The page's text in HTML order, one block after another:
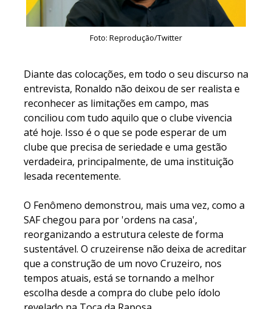
Foto: Reprodução/Twitter
Diante das colocações, em todo o seu discurso na
entrevista, Ronaldo não deixou de ser realista e
reconhecer as limitações em campo, mas
conciliou com tudo aquilo que o clube vivencia
até hoje. Isso é o que se pode esperar de um
clube que precisa de seriedade e uma gestão
verdadeira, principalmente, de uma instituição
lesada recentemente.
O Fenômeno demonstrou, mais uma vez, como a
SAF chegou para por 'ordens na casa',
reorganizando a estrutura celeste de forma
sustentável. O cruzeirense não deixa de acreditar
que a construção de um novo Cruzeiro, nos
tempos atuais, está se tornando a melhor
escolha desde a compra do clube pelo ídolo